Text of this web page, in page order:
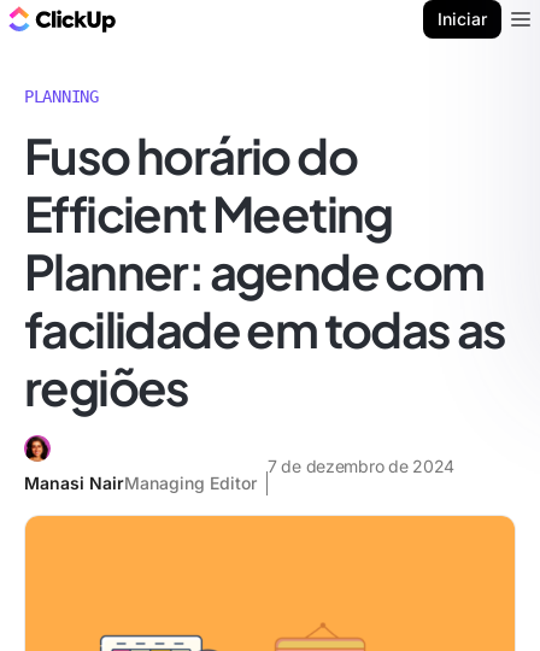
Iniciar
PLANNING
Fuso horário do
Efficient Meeting
Planner: agende com
facilidade em todas as
regiões
Manasi NairManaging Editor
7 de dezembro de 2024